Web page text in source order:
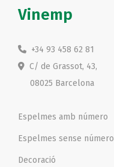
Vinemp
+34 93 458 62 81
C/ de Grassot, 43,
08025 Barcelona
Espelmes amb número
Espelmes sense número
Decoració